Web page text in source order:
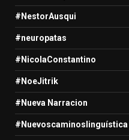
#NestorAusqui
#neuropatas
#NicolaConstantino
#NoeJitrik
#Nueva Narracion
#Nuevoscaminoslinguística